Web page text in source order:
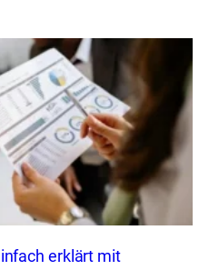
erklärt mit